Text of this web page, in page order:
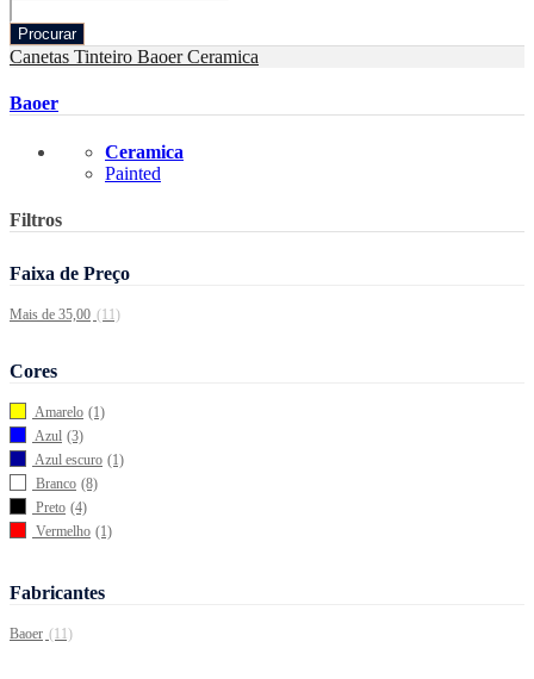
Procurar
Canetas Tinteiro Baoer Ceramica
Baoer
Ceramica
Painted
Filtros
Faixa de Preço
Mais de 35,00 (11)
Cores
Amarelo (1)
Azul (3)
Azul escuro (1)
Branco (8)
Preto (4)
Vermelho (1)
Fabricantes
Baoer (11)